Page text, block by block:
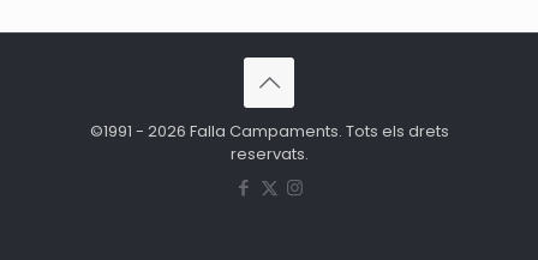
©1991 - 2026 Falla Campaments. Tots els drets
reservats.